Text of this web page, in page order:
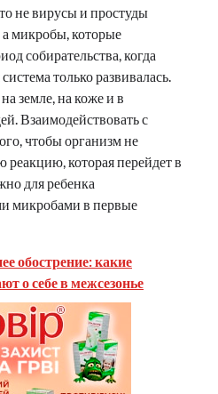
не вирусы и простуды
микробы, которые
собирательства, когда
только развивалась.
земле, на коже и в
Взаимодействовать с
чтобы организм не
которая перейдет в
для ребенка
микробами в первые
обострение: какие
о себе в межсезонье